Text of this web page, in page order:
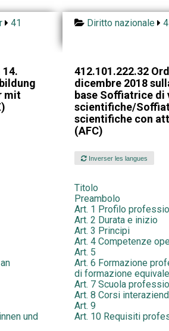
41
Diritto nazionale
14.
mit
412.101.222.32
dicembre 2018
base Soffiatrice di
scientifiche/
scientifiche con
(AFC)
Inverser les langues
Titolo
Preambolo
Art. 1 Profilo
Art. 2 Durata e inizio
Art. 3 Principi
Art. 4 Competenze
Art. 5
Art. 6 Formazione
di formazione
Art. 7 Scuola
Art. 8 Corsi
Art. 9
und
Art. 10 Requisiti